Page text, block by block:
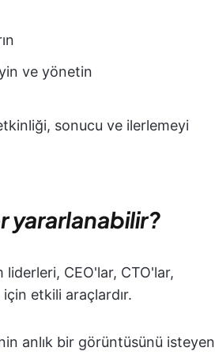
ve yönetin
sonucu ve ilerlemeyi
yararlanabilir?
liderleri, CEO'lar, CTO'lar,
etkili araçlardır.
anlık bir görüntüsünü isteyen